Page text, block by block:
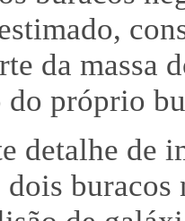
da massa
próprio
detalhe de
buracos